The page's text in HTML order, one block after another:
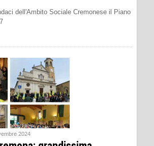
dell'Ambito Sociale Cremonese il Piano
2024